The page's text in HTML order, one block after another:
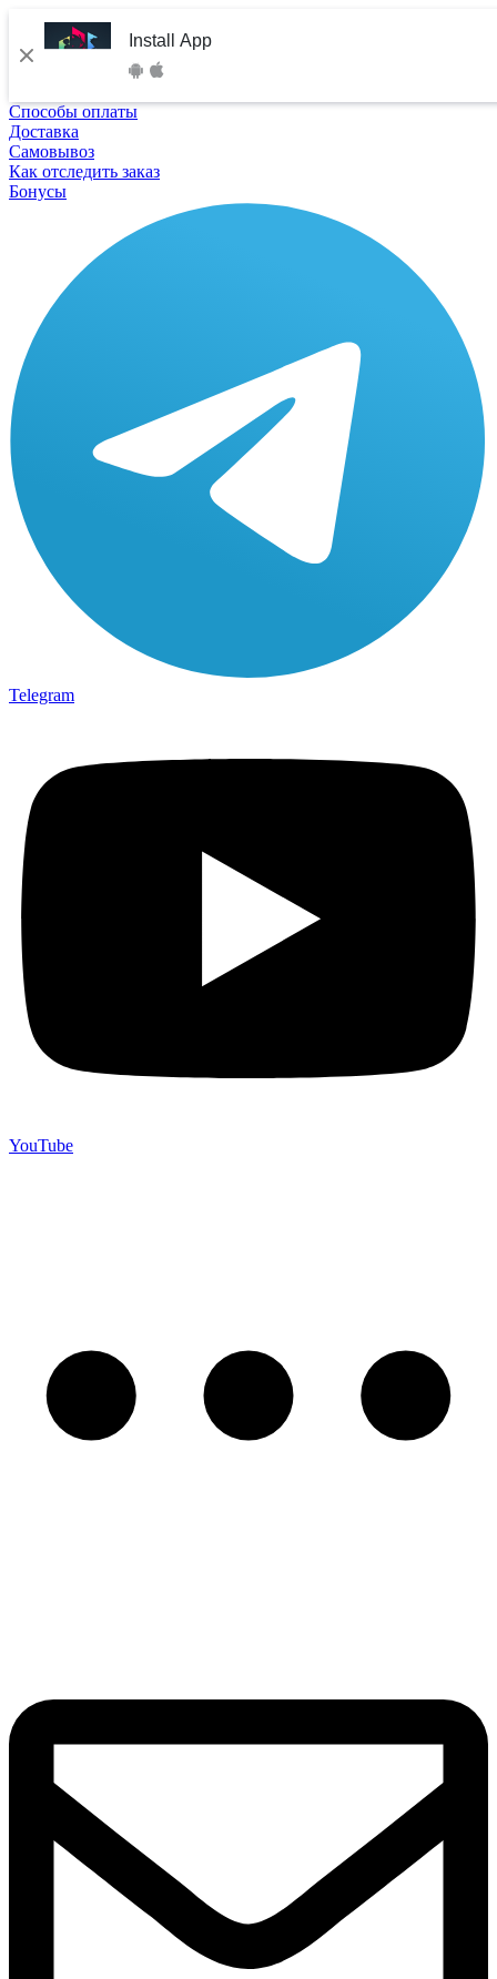
Install App
Способы оплаты
Доставка
Самовывоз
Как отследить заказ
Бонусы
Telegram
YouTube